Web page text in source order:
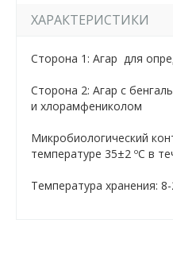
ХАРАКТЕРИСТИКИ
Сторона 1: Агар для
Сторона 2: Агар с
и хлорамфениколом
Микробиологический
температуре 35±2 ºC в
Tемпература хранения: